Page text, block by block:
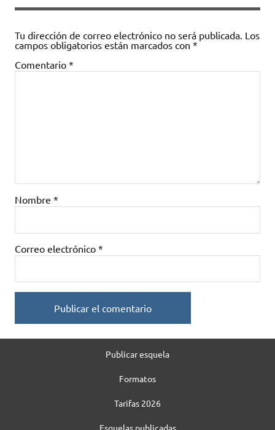
Tu dirección de correo electrónico no será publicada. Los
campos obligatorios están marcados con *
Comentario *
Nombre *
Correo electrónico *
Publicar esquela
Formatos
Tarifas 2026
Esquelas publicadas